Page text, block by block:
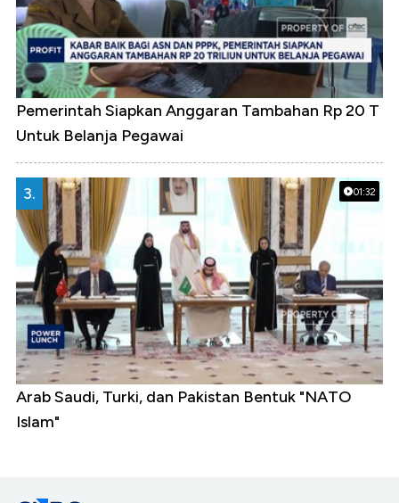
Pemerintah Siapkan Anggaran Tambahan Rp 20 T
Untuk Belanja Pegawai
01:32
3.
Arab Saudi, Turki, dan Pakistan Bentuk "NATO
Islam"